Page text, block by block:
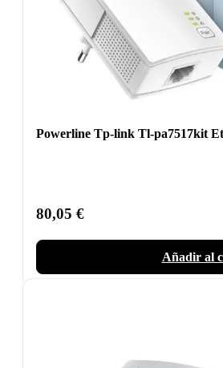
Powerline Tp-link Tl-pa7517kit
80,05 €
Añadir al